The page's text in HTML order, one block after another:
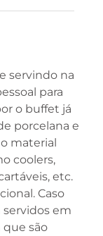
servindo na
para
o buffet já
porcelana e
material
coolers,
etc.
Caso
servidos em
que são